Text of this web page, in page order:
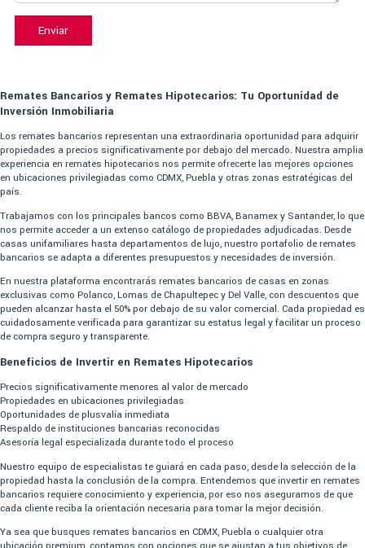
Enviar
Remates Bancarios y Remates Hipotecarios: Tu Oportunidad de
Inversión Inmobiliaria
Los remates bancarios representan una extraordinaria oportunidad para adquirir
propiedades a precios significativamente por debajo del mercado. Nuestra amplia
experiencia en remates hipotecarios nos permite ofrecerte las mejores opciones
en ubicaciones privilegiadas como CDMX, Puebla y otras zonas estratégicas del
país.
Trabajamos con los principales bancos como BBVA, Banamex y Santander, lo que
nos permite acceder a un extenso catálogo de propiedades adjudicadas. Desde
casas unifamiliares hasta departamentos de lujo, nuestro portafolio de remates
bancarios se adapta a diferentes presupuestos y necesidades de inversión.
En nuestra plataforma encontrarás remates bancarios de casas en zonas
exclusivas como Polanco, Lomas de Chapultepec y Del Valle, con descuentos que
pueden alcanzar hasta el 50% por debajo de su valor comercial. Cada propiedad es
cuidadosamente verificada para garantizar su estatus legal y facilitar un proceso
de compra seguro y transparente.
Beneficios de Invertir en Remates Hipotecarios
Precios significativamente menores al valor de mercado
Propiedades en ubicaciones privilegiadas
Oportunidades de plusvalía inmediata
Respaldo de instituciones bancarias reconocidas
Asesoría legal especializada durante todo el proceso
Nuestro equipo de especialistas te guiará en cada paso, desde la selección de la
propiedad hasta la conclusión de la compra. Entendemos que invertir en remates
bancarios requiere conocimiento y experiencia, por eso nos aseguramos de que
cada cliente reciba la orientación necesaria para tomar la mejor decisión.
Ya sea que busques remates bancarios en CDMX, Puebla o cualquier otra